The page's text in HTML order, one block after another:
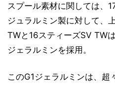
スプール素材に関しては、
ジュラルミン製に対して、
TWと16スティーズSV TW
ジェラルミンを採用。
このG1ジェラルミンは、超